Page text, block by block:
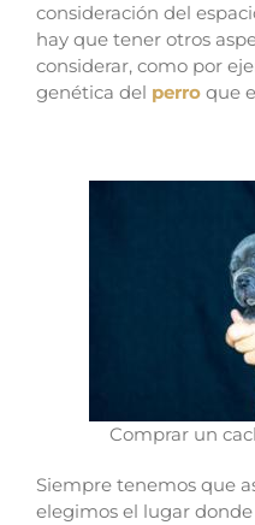
consideración del
hay que tener otros
considerar, como por
genética del perro que
Comprar un
Siempre tenemos que
elegimos el lugar